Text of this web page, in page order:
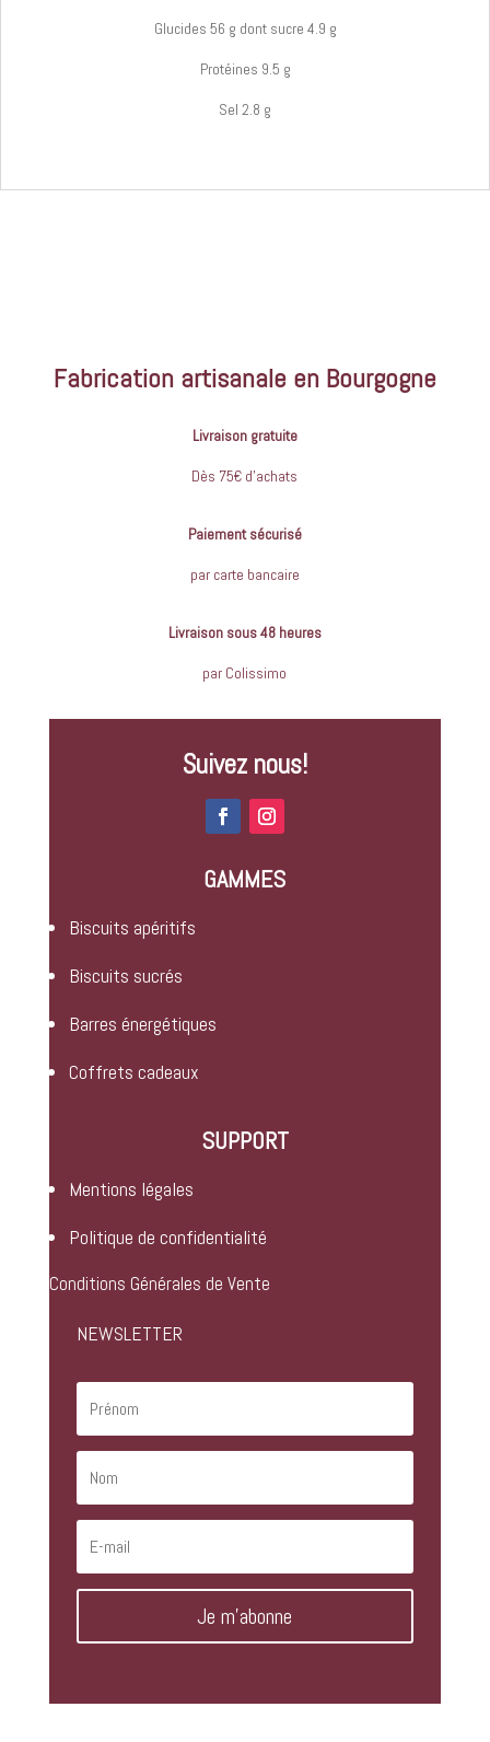
Glucides 56 g dont sucre 4.9 g
Protéines 9.5 g
Sel 2.8 g
Fabrication artisanale en Bourgogne
Livraison gratuite
Dès 75€ d’achats
Paiement sécurisé
par carte bancaire
Livraison sous 48 heures
par Colissimo
Suivez nous!
GAMMES
Biscuits apéritifs
Biscuits sucrés
Barres énergétiques
Coffrets cadeaux
SUPPORT
Mentions légales
Politique de confidentialité
Conditions Générales de Vente
NEWSLETTER
Je m'abonne